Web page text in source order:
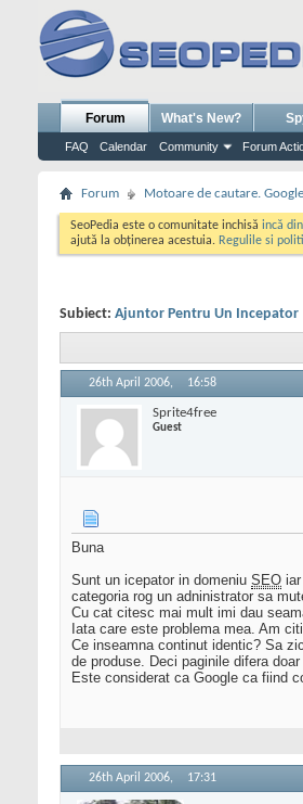
Forum
FAQ Calendar Community Forum
What's New?
Forum Motoare de cautare.
SeoPedia este o comunitate inchisă incă
ajută la obținerea acestuia. Regulile si
Subiect: Ajuntor Pentru Un Incepator
26th April 2006, 16:58
Sprite4free
Guest
Buna
Sunt un icepator in domeniu SEO
categoria rog un adninistrator sa
Cu cat citesc mai mult imi dau
Iata care este problema mea. Am
Ce inseamna continut identic? Sa
de produse. Deci paginile difera
Este considerat ca Google ca fiind
26th April 2006, 17:31